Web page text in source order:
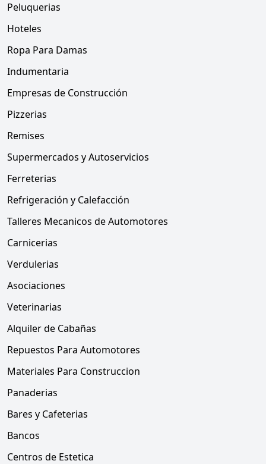
Peluquerias
Hoteles
Ropa Para Damas
Indumentaria
Empresas de Construcción
Pizzerias
Remises
Supermercados y Autoservicios
Ferreterias
Refrigeración y Calefacción
Talleres Mecanicos de Automotores
Carnicerias
Verdulerias
Asociaciones
Veterinarias
Alquiler de Cabañas
Repuestos Para Automotores
Materiales Para Construccion
Panaderias
Bares y Cafeterias
Bancos
Centros de Estetica